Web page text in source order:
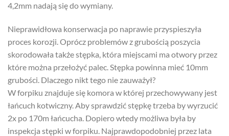
4,2mm nadają się do wymiany.
Nieprawidłowa konserwacja po naprawie przyspieszyła
proces korozji. Oprócz problemów z grubością poszycia
skorodowała także stępka, która miejscami ma otwory przez
które można przełożyć palec. Stępka powinna mieć 10mm
grubości. Dlaczego nikt tego nie zauważył?
W forpiku znajduje się komora w której przechowywany jest
łańcuch kotwiczny. Aby sprawdzić stępkę trzeba by wyrzucić
2x po 170m łańcucha. Dopiero wtedy możliwa była by
inspekcja stępki w forpiku. Najprawdopodobniej przez lata